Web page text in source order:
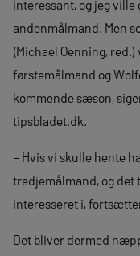
interessant, og jeg ville
andenmålmand. Men
(Michael Oenning,
førstemålmand og
kommende sæson,
tipsbladet.dk.
– Hvis vi skulle hente
tredjemålmand, og det
interesseret i,
Det bliver dermed